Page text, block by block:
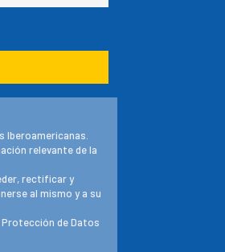
Iberoamericanas.
relevante de la
rectificar y
al mismo y a su
de Datos